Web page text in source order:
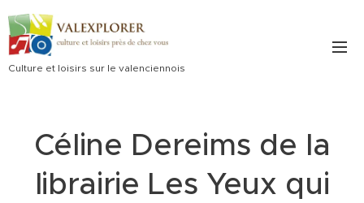
Culture et loisirs sur le valenciennois
Céline Dereims de la
librairie Les Yeux qui